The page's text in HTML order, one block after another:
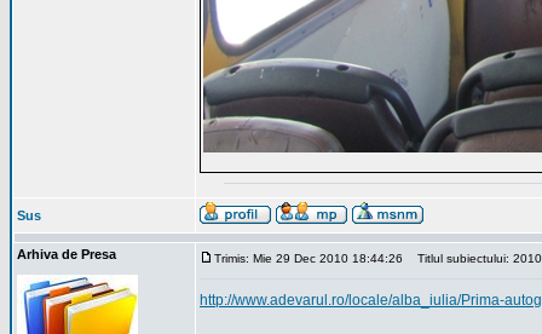
Sus
Arhiva de Presa Trimis: Mie 29 Dec 2010 18:44:26 Titlul subiectului:
http://www.adevarul.ro/locale/alba_iulia/Prima-